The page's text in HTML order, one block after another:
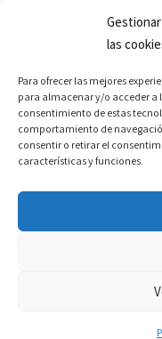
las
Para ofrecer las mejores
para almacenar y/o acceder
consentimiento de estas
comportamiento de
consentir o retirar el
características y funciones.
Aviso legal y
Cookies